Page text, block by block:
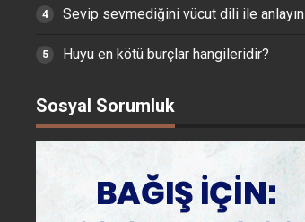
Sevip sevmediğini vücut dili ile anlayın
Huyu en kötü burçlar hangileridir?
Sosyal Sorumluk